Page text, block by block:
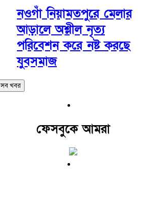
নওগাঁ নিয়ামতপুরে মেলার
আড়ালে অশ্লীল নৃত্য
পরিবেশন করে নষ্ট করছে
যুবসমাজ
সব খবর
ফেসবুকে আমরা